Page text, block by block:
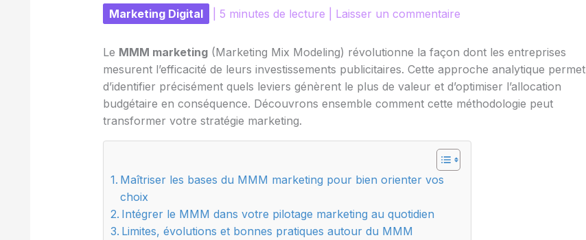
Marketing Digital 5 minutes de lecture Laisser un commentaire
Le MMM marketing (Marketing Mix Modeling) révolutionne la façon dont les entreprises
mesurent l’efficacité de leurs investissements publicitaires. Cette approche analytique permet
d’identifier précisément quels leviers génèrent le plus de valeur et d’optimiser l’allocation
budgétaire en conséquence. Découvrons ensemble comment cette méthodologie peut
transformer votre stratégie marketing.
Maîtriser les bases du MMM marketing pour bien orienter vos
choix
Intégrer le MMM dans votre pilotage marketing au quotidien
Limites, évolutions et bonnes pratiques autour du MMM